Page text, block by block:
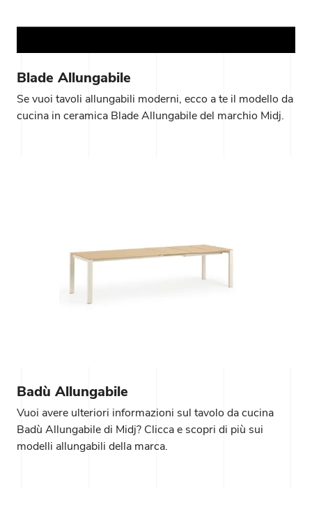
Blade Allungabile
Se vuoi tavoli allungabili moderni, ecco a te il modello da
cucina in ceramica Blade Allungabile del marchio Midj.
Badù Allungabile
Vuoi avere ulteriori informazioni sul tavolo da cucina
Badù Allungabile di Midj? Clicca e scopri di più sui
modelli allungabili della marca.